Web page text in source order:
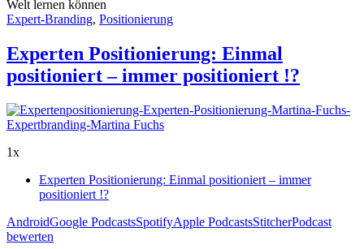
Welt lernen können
Expert-Branding, Positionierung
Experten Positionierung: Einmal
positioniert – immer positioniert !?
1x
Experten Positionierung: Einmal positioniert – immer
positioniert !?
AndroidGoogle PodcastsSpotifyApple PodcastsStitcherPodcast
bewerten